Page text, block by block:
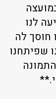
לנו
לה
שפיתחנו